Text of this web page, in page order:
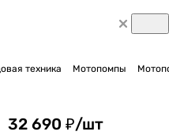
техника Мотопомпы
32 690 ₽/шт